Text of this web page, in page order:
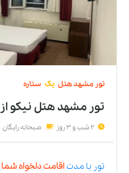
تور مشهدهتل یک ستاره
تور مشهد هتل نیکواز
2 شب و 3 روز صبحانه رایگان
تور با مدتاقامت دلخواه شما